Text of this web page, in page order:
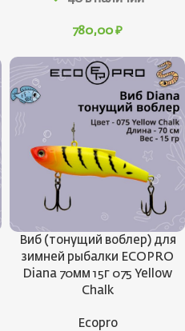
780,00 ₽
Виб (тонущий воблер) для
зимней рыбалки ECOPRO
Diana 70мм 15г 075 Yellow
Chalk
Ecopro